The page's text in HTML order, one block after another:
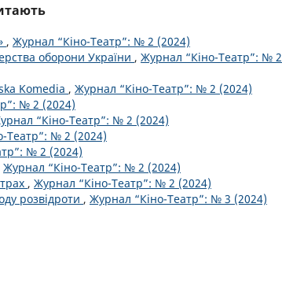
, Журнал “Кіно-Театр”: № 2 (2024)
оборони України , Журнал “Кіно-Театр”: № 2
Komedia , Журнал “Кіно-Театр”: № 2 (2024)
№ 2 (2024)
“Кіно-Театр”: № 2 (2024)
Театр”: № 2 (2024)
№ 2 (2024)
Журнал “Кіно-Театр”: № 2 (2024)
, Журнал “Кіно-Театр”: № 2 (2024)
розвідроти , Журнал “Кіно-Театр”: № 3 (2024)